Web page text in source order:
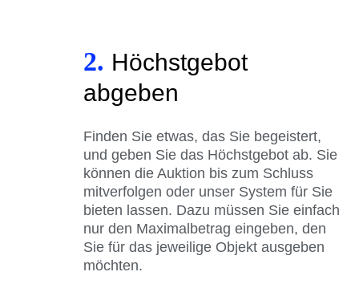
2. Höchstgebot
abgeben
Finden Sie etwas, das Sie begeistert,
und geben Sie das Höchstgebot ab. Sie
können die Auktion bis zum Schluss
mitverfolgen oder unser System für Sie
bieten lassen. Dazu müssen Sie einfach
nur den Maximalbetrag eingeben, den
Sie für das jeweilige Objekt ausgeben
möchten.